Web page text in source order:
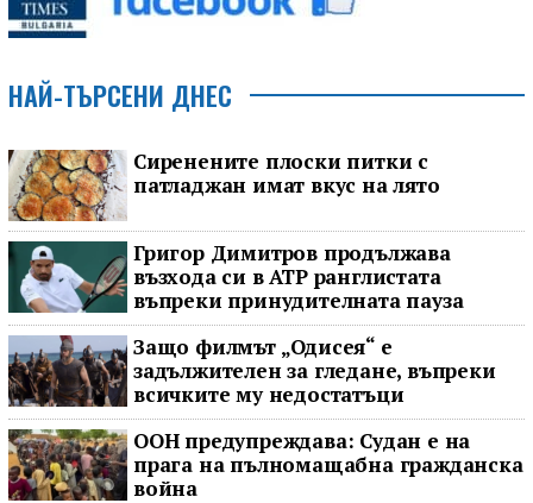
НАЙ-ТЪРСЕНИ ДНЕС
Сиренените плоски питки с
патладжан имат вкус на лято
Григор Димитров продължава
възхода си в ATP ранглистата
въпреки принудителната пауза
Защо филмът „Одисея“ е
задължителен за гледане, въпреки
всичките му недостатъци
ООН предупреждава: Судан е на
прага на пълномащабна гражданска
война